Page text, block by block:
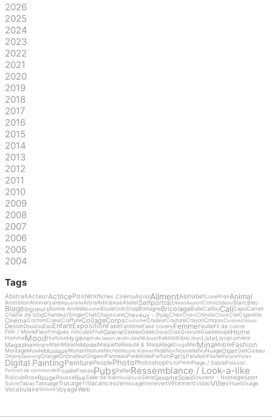
2026
2025
2024
2023
2022
2021
2020
2019
2018
2017
2016
2015
2014
2013
2012
2011
2010
2009
2008
2007
2006
2005
2004
Tags
AbstraitActeurActricePosterAffiches CinémaAlcoolAlimentAlphabetLoveAnge Animal
AnimationAnniversaireAquarelleArbreArticleAsieAtelierSelfportraitAvionAxolotlComicsBijou BlancBleu
BlogBlogueursBonne AnnéeBouche BouletJobShopBretagneBricolageBulleCaillouCaliCapuCarnet
Chaine de blogChanteur/SingerChatChaussureCheveux - PoilsChexChienChinoisChloéCielCigarette
CinémaCochonCoeurCoiffureCollageCorpsCostumeCouleurCoutureCrayonCroquisCuisineDdooo
DessinDoudouEauEnfantExpositionFakeFantômeFake coversFemmeFeuilleFil de cuivre
Film / MovieFleurFringues ridiculesFruitGalerieGateauGeekGlaceGrasGravureGuadeloupeHome
HommeMoodHumourHygièneInde Japon JardinJaune Jouet KekKikiKilosLibon ListeLivreLumière
MagazineMaigre MainMaladeModelMaquetteBeauté & MaquillageDrugsMerMinaMobileFashion
MontageMuséeMusiqueMyriamNatureNichonNicole Kidman NoëlNoirNouvelleNuNuageObjetOeilOiseau
OmbreOpeningOrangeOrdinateurOrigamiPanneauParéidolieParfumParisParutionPastelPatatePates
Digital PaintingPeinturePeoplePhotoPhotoshopPictoPiedsPlage / SablePoisson
Portrait de commande PoupéePressePubsRefletRessemblance / Look-a-like
RidiculeRoseRougeRousseRueSalle de bainSculptureSérieSexismeSoleilSouvenir - NostalgieSport
SucreTabacTatouageTrucageTvVacancesVernissageVerreVertVêtementVidéoVilleVirtuelVisage
VocabulaireVoitureVoyageWeb